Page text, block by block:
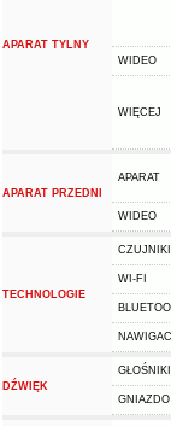
APARAT TYLNY
WIDEO
WIĘCEJ
APARAT PRZEDNI
APARAT
WIDEO
TECHNOLOGIE
CZUJNIKI
WI-FI
DŹWIĘK
GŁOŚNIKI